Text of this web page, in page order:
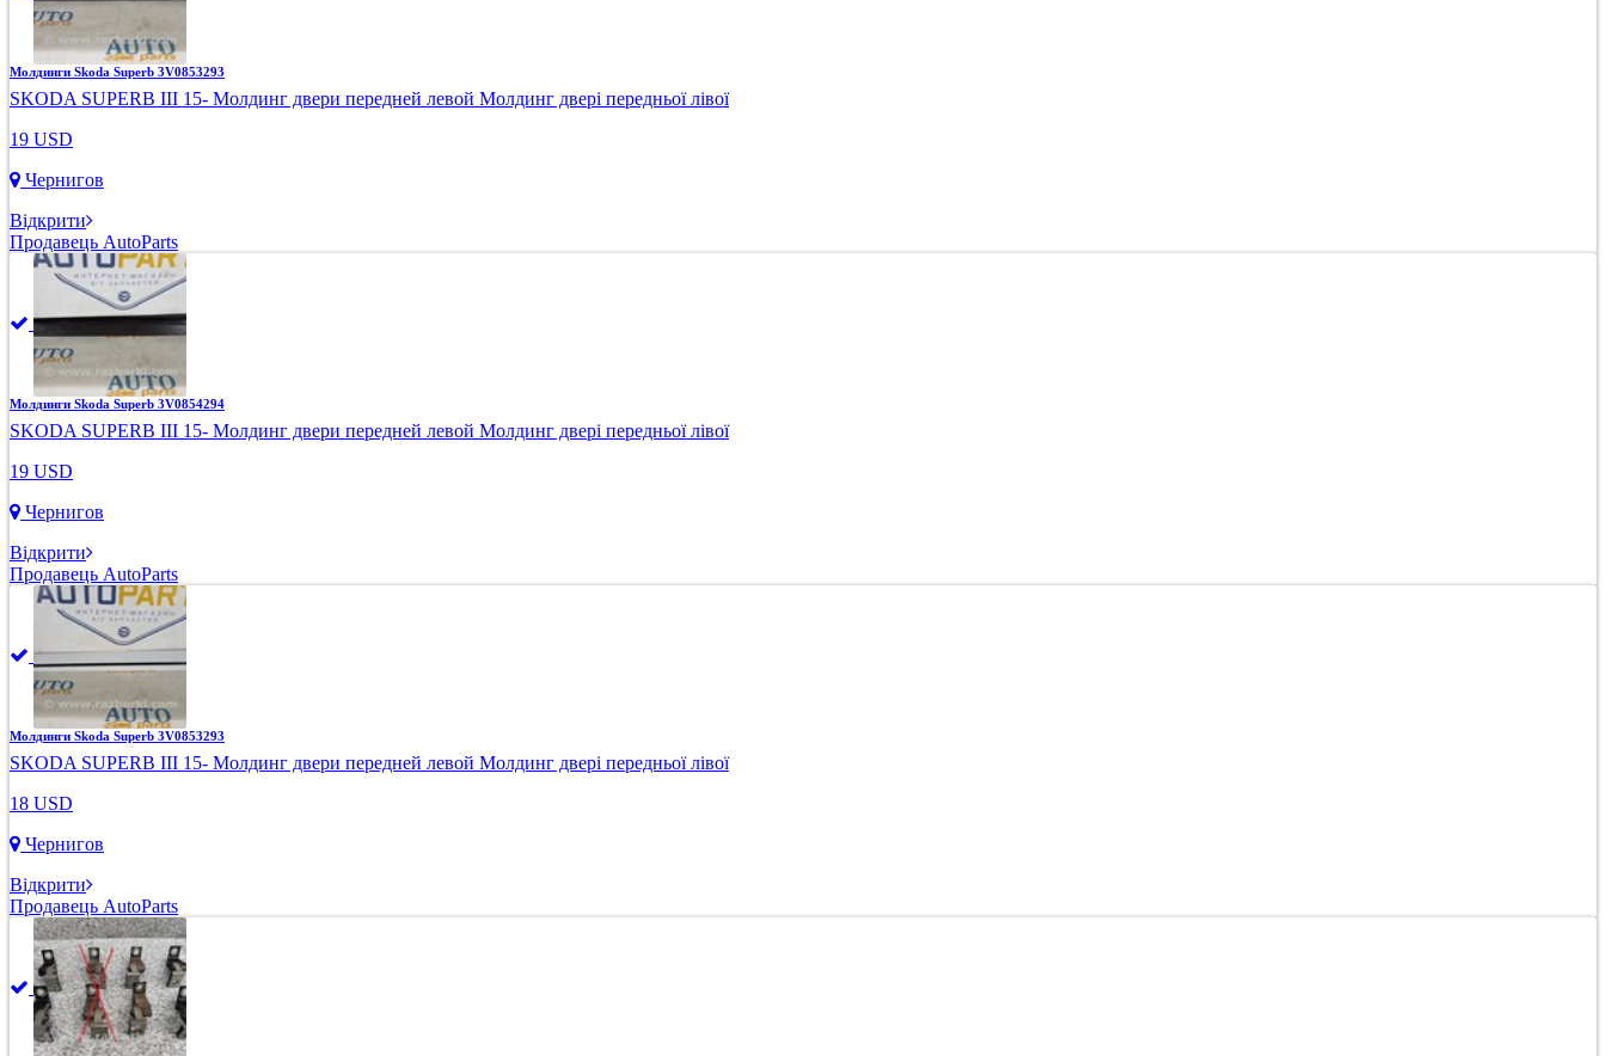
Молдинги Skoda Superb 3V0853293
SKODA SUPERB III 15- Молдинг двери передней левой Молдинг двері передньої лівої
19 USD
Чернигов
Відкрити
Продавець AutoParts
Молдинги Skoda Superb 3V0854294
SKODA SUPERB III 15- Молдинг двери передней левой Молдинг двері передньої лівої
19 USD
Чернигов
Відкрити
Продавець AutoParts
Молдинги Skoda Superb 3V0853293
SKODA SUPERB III 15- Молдинг двери передней левой Молдинг двері передньої лівої
18 USD
Чернигов
Відкрити
Продавець AutoParts